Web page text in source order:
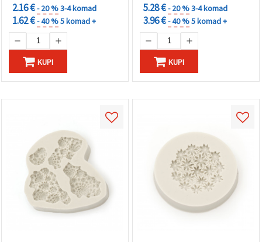
2.16 €- 20 %3-4 komad
1.62 €- 40 %5 komad +
KUPI
5.28 €- 20 %3-4 komad
3.96 €- 40 %5 komad +
KUPI